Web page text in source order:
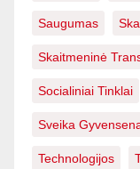
Saugumas
Skaitmeninė
Socialiniai Tinklai
Sveika
Technologijos